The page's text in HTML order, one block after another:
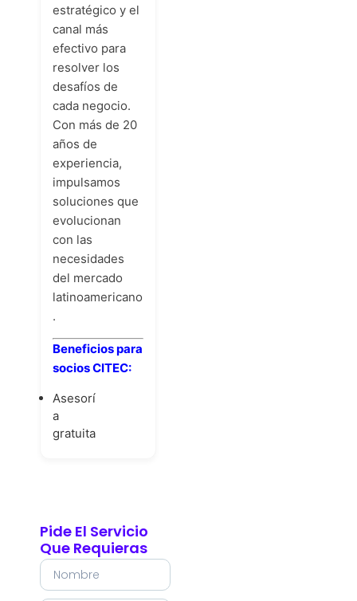
estratégico y el
canal más
efectivo para
resolver los
desafíos de
cada negocio.
Con más de 20
años de
experiencia,
impulsamos
soluciones que
evolucionan
con las
necesidades
del mercado
latinoamericano
.
Beneficios para
socios CITEC:
Asesorí
a
gratuita
Pide El Servicio
Que Requieras